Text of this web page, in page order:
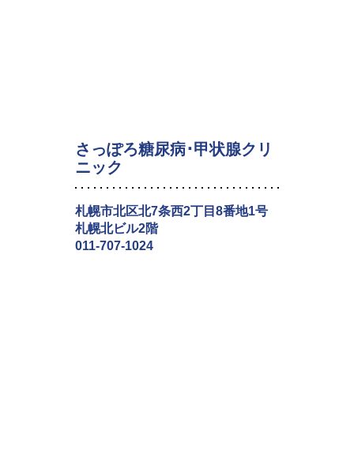
さっぽろ糖尿病･甲状腺クリ
ニック
札幌市北区北7条西2丁目8番地1号
札幌北ビル2階
011-707-1024